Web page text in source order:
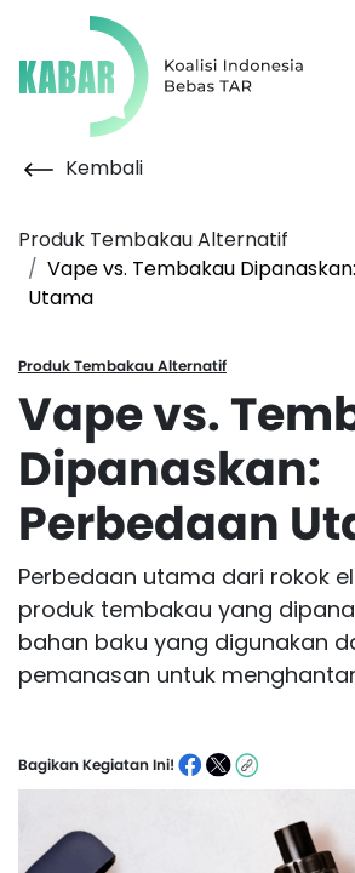
Kembali
Produk Tembakau Alternatif
Vape vs. Tembakau
Utama
Produk Tembakau Alternatif
Vape vs.
Dipanaskan:
Perbedaan
Perbedaan utama dari rokok
produk tembakau yang
bahan baku yang digunakan
pemanasan untuk
Bagikan Kegiatan Ini!